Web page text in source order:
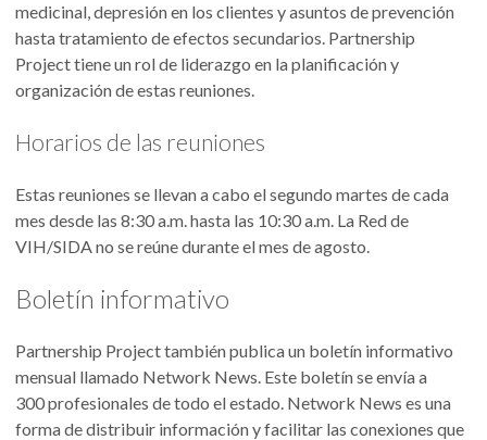
medicinal, depresión en los clientes y asuntos de prevención
hasta tratamiento de efectos secundarios. Partnership
Project tiene un rol de liderazgo en la planificación y
organización de estas reuniones.
Horarios de las reuniones
Estas reuniones se llevan a cabo el segundo martes de cada
mes desde las 8:30 a.m. hasta las 10:30 a.m. La Red de
VIH/SIDA no se reúne durante el mes de agosto.
Boletín informativo
Partnership Project también publica un boletín informativo
mensual llamado Network News. Este boletín se envía a
300 profesionales de todo el estado. Network News es una
forma de distribuir información y facilitar las conexiones que